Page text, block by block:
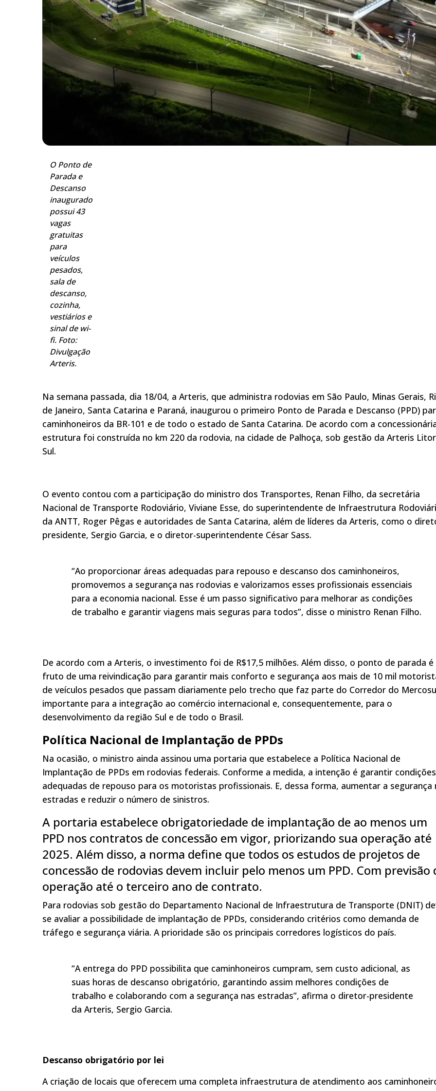
O Ponto de
Parada e
Descanso
inaugurado
possui 43
vagas
gratuitas
para
veículos
pesados,
sala de
descanso,
cozinha,
vestiários e
sinal de wi-
fi. Foto:
Divulgação
Arteris.
Na semana passada, dia 18/04, a Arteris, que administra rodovias em São Paulo, Minas Gerais,
de Janeiro, Santa Catarina e Paraná, inaugurou o primeiro Ponto de Parada e Descanso (PPD)
caminhoneiros da BR-101 e de todo o estado de Santa Catarina. De acordo com a
estrutura foi construída no km 220 da rodovia, na cidade de Palhoça, sob gestão da Arteris
Sul.
O evento contou com a participação do ministro dos Transportes, Renan Filho, da secretária
Nacional de Transporte Rodoviário, Viviane Esse, do superintendente de Infraestrutura
da ANTT, Roger Pêgas e autoridades de Santa Catarina, além de líderes da Arteris, como o
presidente, Sergio Garcia, e o diretor-superintendente César Sass.
“Ao proporcionar áreas adequadas para repouso e descanso dos caminhoneiros,
promovemos a segurança nas rodovias e valorizamos esses profissionais essenciais
para a economia nacional. Esse é um passo significativo para melhorar as condições
de trabalho e garantir viagens mais seguras para todos”, disse o ministro Renan Filho.
De acordo com a Arteris, o investimento foi de R$17,5 milhões. Além disso, o ponto de parada é
fruto de uma reivindicação para garantir mais conforto e segurança aos mais de 10 mil
de veículos pesados que passam diariamente pelo trecho que faz parte do Corredor do
importante para a integração ao comércio internacional e, consequentemente, para o
desenvolvimento da região Sul e de todo o Brasil.
Política Nacional de Implantação de PPDs
Na ocasião, o ministro ainda assinou uma portaria que estabelece a Política Nacional de
Implantação de PPDs em rodovias federais. Conforme a medida, a intenção é garantir condições
adequadas de repouso para os motoristas profissionais. E, dessa forma, aumentar a segurança
estradas e reduzir o número de sinistros.
A portaria estabelece obrigatoriedade de implantação de ao menos um
PPD nos contratos de concessão em vigor, priorizando sua operação até
2025. Além disso, a norma define que todos os estudos de projetos de
concessão de rodovias devem incluir pelo menos um PPD. Com previsão
operação até o terceiro ano de contrato.
Para rodovias sob gestão do Departamento Nacional de Infraestrutura de Transporte (DNIT)
se avaliar a possibilidade de implantação de PPDs, considerando critérios como demanda de
tráfego e segurança viária. A prioridade são os principais corredores logísticos do país.
“A entrega do PPD possibilita que caminhoneiros cumpram, sem custo adicional, as
suas horas de descanso obrigatório, garantindo assim melhores condições de
trabalho e colaborando com a segurança nas estradas”, afirma o diretor-presidente
da Arteris, Sergio Garcia.
Descanso obrigatório por lei
A criação de locais que oferecem uma completa infraestrutura de atendimento aos